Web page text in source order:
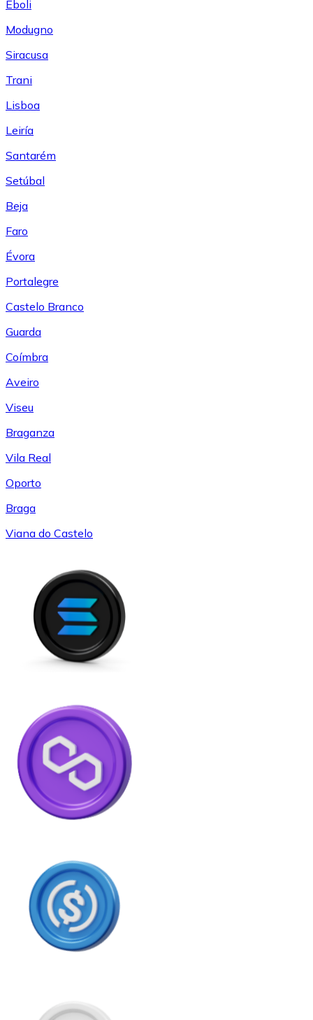
Eboli
Modugno
Siracusa
Trani
Lisboa
Leiría
Santarém
Setúbal
Beja
Faro
Évora
Portalegre
Castelo Branco
Guarda
Coímbra
Aveiro
Viseu
Braganza
Vila Real
Oporto
Braga
Viana do Castelo